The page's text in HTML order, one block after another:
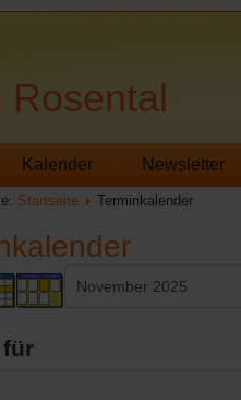
Rosental
Kalender Newsletter
Startseite Terminkalender
für